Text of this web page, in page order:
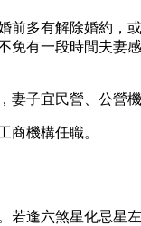
多有解除婚約，
有一段時間夫妻
子宜民營、公營機
商機構任職。
逢六煞星化忌星